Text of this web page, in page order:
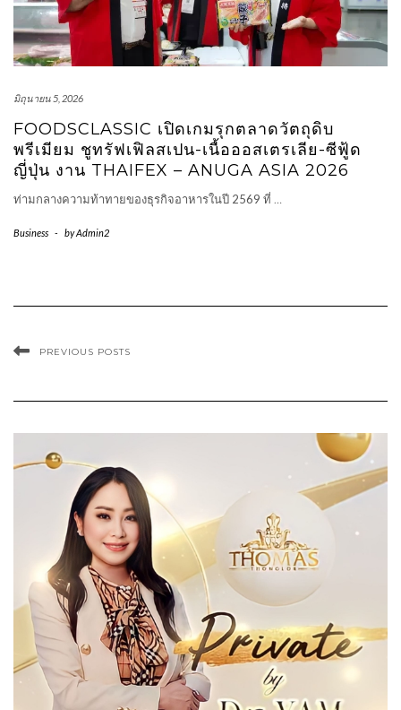
มิถุนายน 5, 2026
FOODSCLASSIC เปิดเกมรุกตลาดวัตถุดิบ
พรีเมียม ชูทรัฟเฟิลสเปน-เนื้อออสเตรเลีย-ซีฟู้ด
ญี่ปุ่น งาน THAIFEX – ANUGA ASIA 2026
ท่ามกลางความท้าทายของธุรกิจอาหารในปี 2569 ที่ …
Business - byAdmin2
PREVIOUS POSTS